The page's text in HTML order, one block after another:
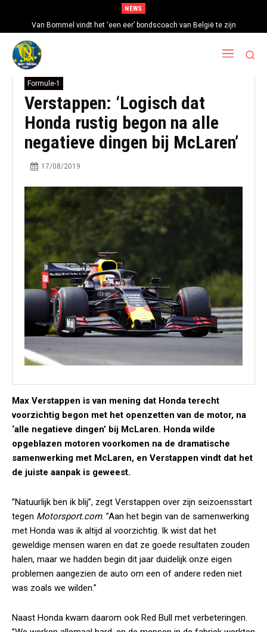
NEWS
Van Bommel vindt het ‘een eer’ bondscoach van België te zijn
Formule-1
Verstappen: ‘Logisch dat
Honda rustig begon na alle
negatieve dingen bij McLaren’
17/08/2019
Max Verstappen is van mening dat Honda terecht
voorzichtig begon met het openzetten van de motor, na
‘alle negatieve dingen’ bij McLaren. Honda wilde
opgeblazen motoren voorkomen na de dramatische
samenwerking met McLaren, en Verstappen vindt dat het
de juiste aanpak is geweest.
”Natuurlijk ben ik blij”, zegt Verstappen over zijn seizoensstart
tegen Motorsport.com. ”Aan het begin van de samenwerking
met Honda was ik altijd al voorzichtig. Ik wist dat het
geweldige mensen waren en dat ze goede resultaten zouden
halen, maar we hadden begin dit jaar duidelijk onze eigen
problemen aangezien de auto om een of andere reden niet
was zoals we wilden.”
Naast Honda kwam daarom ook Red Bull met verbeteringen.